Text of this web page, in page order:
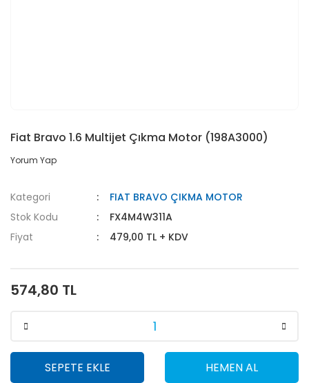
Fiat Bravo 1.6 Multijet Çıkma Motor (198A3000)
Yorum Yap
Kategori
FIAT BRAVO ÇIKMA MOTOR
Stok Kodu
FX4M4W311A
Fiyat
479,00 TL + KDV
574,80 TL
SEPETE EKLE HEMEN AL